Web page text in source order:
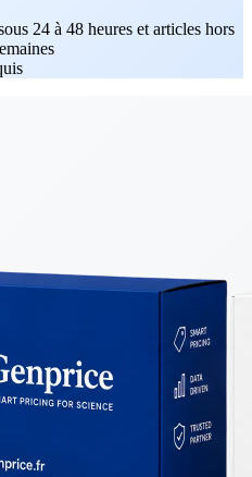
24 à 48 heures et articles hors